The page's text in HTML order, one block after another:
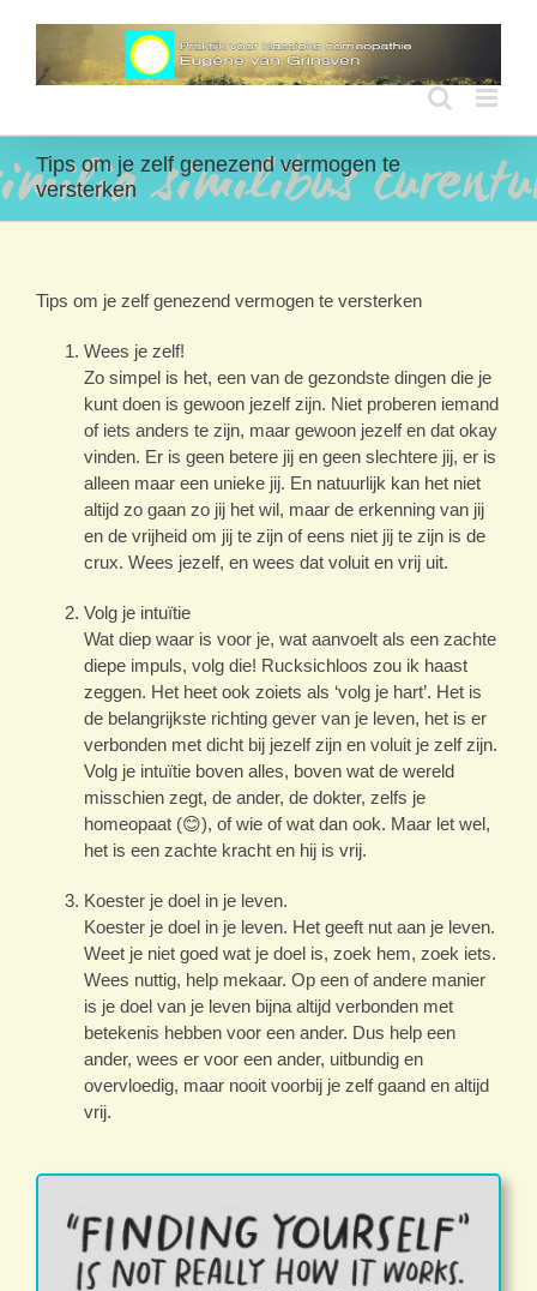
inhoud
Tips om je zelf genezend vermogen te
versterken
Tips om je zelf genezend vermogen te versterken
Wees je zelf!
Zo simpel is het, een van de gezondste dingen die je
kunt doen is gewoon jezelf zijn. Niet proberen iemand
of iets anders te zijn, maar gewoon jezelf en dat okay
vinden. Er is geen betere jij en geen slechtere jij, er is
alleen maar een unieke jij. En natuurlijk kan het niet
altijd zo gaan zo jij het wil, maar de erkenning van jij
en de vrijheid om jij te zijn of eens niet jij te zijn is de
crux. Wees jezelf, en wees dat voluit en vrij uit.
Volg je intuïtie
Wat diep waar is voor je, wat aanvoelt als een zachte
diepe impuls, volg die! Rucksichloos zou ik haast
zeggen. Het heet ook zoiets als ‘volg je hart’. Het is
de belangrijkste richting gever van je leven, het is er
verbonden met dicht bij jezelf zijn en voluit je zelf zijn.
Volg je intuïtie boven alles, boven wat de wereld
misschien zegt, de ander, de dokter, zelfs je
homeopaat (😊), of wie of wat dan ook. Maar let wel,
het is een zachte kracht en hij is vrij.
Koester je doel in je leven.
Koester je doel in je leven. Het geeft nut aan je leven.
Weet je niet goed wat je doel is, zoek hem, zoek iets.
Wees nuttig, help mekaar. Op een of andere manier
is je doel van je leven bijna altijd verbonden met
betekenis hebben voor een ander. Dus help een
ander, wees er voor een ander, uitbundig en
overvloedig, maar nooit voorbij je zelf gaand en altijd
vrij.